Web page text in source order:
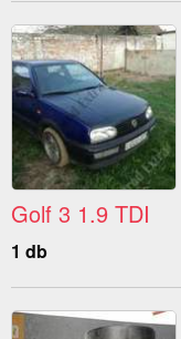
Golf 3 1.9 TDI
1 db